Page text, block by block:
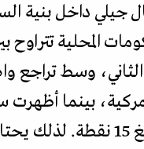
جيلي داخل
بينما أظهرت ست
بمتوسط تحول بلغ